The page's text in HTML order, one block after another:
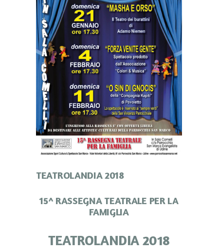
TEATROLANDIA 2018
15^ RASSEGNA TEATRALE PER LA
FAMIGLIA
TEATROLANDIA 2018